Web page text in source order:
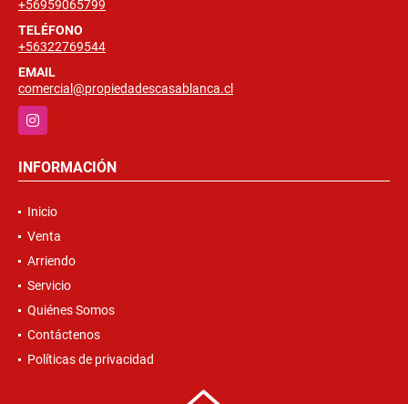
+56959065799
TELÉFONO
+56322769544
EMAIL
comercial@propiedadescasablanca.cl
Instagram
INFORMACIÓN
Inicio
Venta
Arriendo
Servicio
Quiénes Somos
Contáctenos
Políticas de privacidad